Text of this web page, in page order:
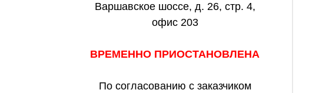
Варшавское шоссе, д. 26, стр. 4,
офис 203
ВРЕМЕННО ПРИОСТАНОВЛЕНА
По согласованию с заказчиком